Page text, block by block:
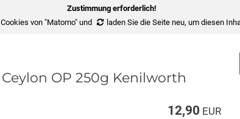
Zustimmung erforderlich!
Cookies von "Matomo" und laden Sie die Seite neu, um diesen
Ceylon OP 250g Kenilworth
12,90 EUR